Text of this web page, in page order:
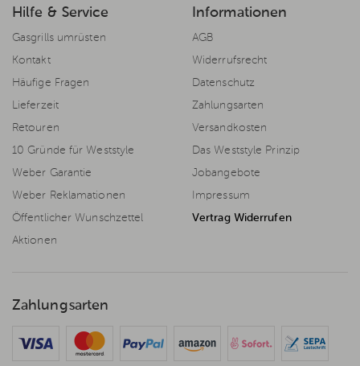
Hilfe & Service
Gasgrills umrüsten
Kontakt
Häufige Fragen
Lieferzeit
Retouren
10 Gründe für Weststyle
Weber Garantie
Weber Reklamationen
Öffentlicher Wunschzettel
Aktionen
Informationen
AGB
Widerrufsrecht
Datenschutz
Zahlungsarten
Versandkosten
Das Weststyle Prinzip
Jobangebote
Impressum
Vertrag Widerrufen
Zahlungsarten